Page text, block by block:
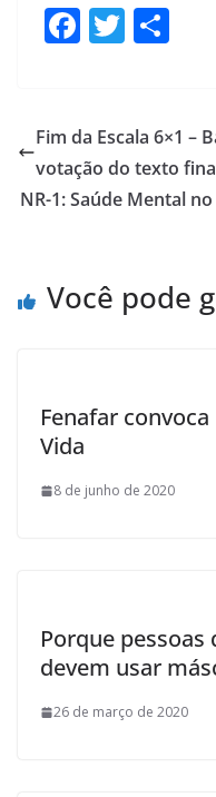
F
b
o
o
T
er e
Fim da Escala 6×1 –
votação do texto
NR-1: Saúde Mental
Você pode
Fenafar
Vida
8 de junho de 2020
Porque
devem usar
26 de março de 2020